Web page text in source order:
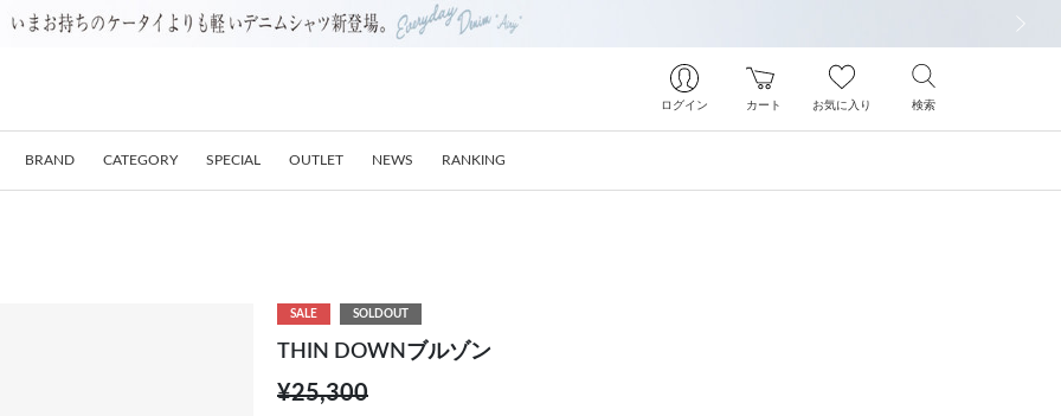
ログイン カート お気に入り 検索
BRAND CATEGORY SPECIAL OUTLET NEWS RANKING
SALE SOLDOUT
THIN DOWNブルゾン
¥25,300